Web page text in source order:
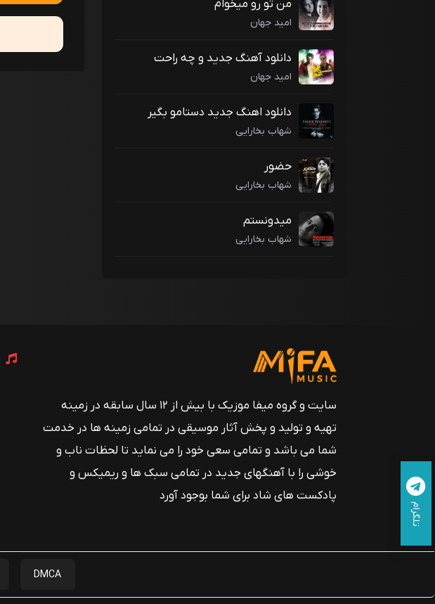
من تو رو میخوام
امید جهان
دانلود آهنگ جدید و چه راحت
امید جهان
دانلود اهنگ جدید دستامو بگیر
شهاب بخارایی
حضور
شهاب بخارایی
میدونستم
شهاب بخارایی
سایت و گروه میفا موزیک با بیش از ۱۲ سال سابقه در زمینه
تهیه و تولید و پخش آثار موسیقی در تمامی زمینه ها در خدمت
شما می باشد و تمامی سعی خود را می نماید تا لحظات ناب و
خوشی را با آهنگهای جدید در تمامی سبک ها و ریمیکس و
پادکست های شاد برای شما بوجود آورد
DMCA
تلگرام